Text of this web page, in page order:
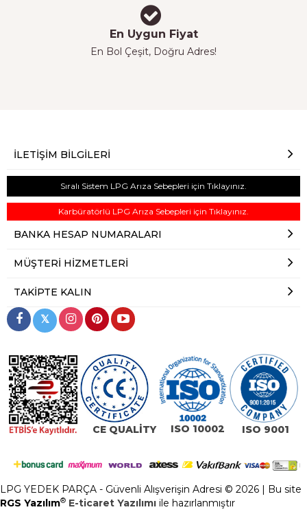
En Uygun Fiyat
En Bol Çeşit, Doğru Adres!
İLETIŞIM BILGILERI
Sıralı Sistem LPG Arıza Sebepleri için Tıklayınız.
Karbüratörlü LPG Arıza Sebepleri için Tıklayınız.
BANKA HESAP NUMARALARI
MÜŞTERI HIZMETLERI
TAKIPTE KALIN
𝕏
CE QUALİTY ISO 10002 ISO 9001
LPG YEDEK PARÇA - Güvenli Alışverişin Adresi © 2026 | Bu site
RGS Yazılım® E-ticaret Yazılımı ile hazırlanmıştır